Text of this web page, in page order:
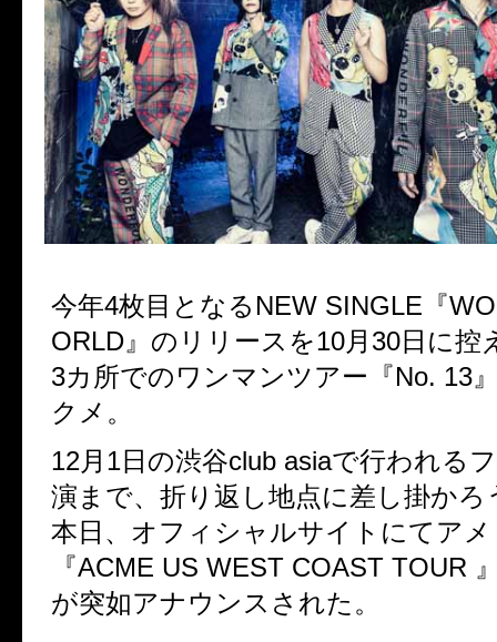
今年4枚目となる NEW SINGLE 『
ORLD 』のリリースを10月 30日に控
3カ所でのワンマンツアー『No. 13
クメ。
12月 1日の渋谷club asiaで行われる
演まで、折り返し地点に差し掛か
本日、 オフィシャルサイトにてア
『ACME US WEST COAST TOUR
が突如アナウンスされた。